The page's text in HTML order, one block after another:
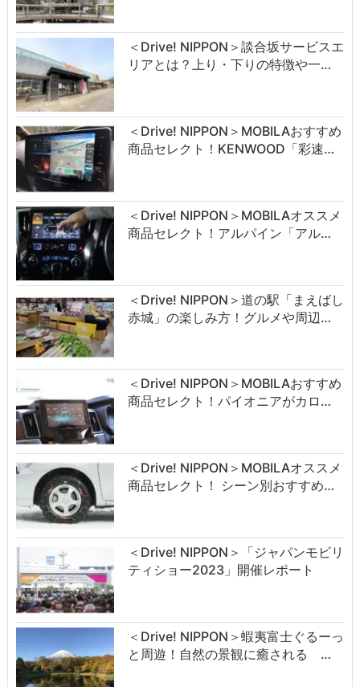
＜Drive! NIPPON＞談合坂サービスエ
リアとは？上り・下りの特徴や一…
＜Drive! NIPPON＞MOBILAおすすめ
商品セレクト！KENWOOD「彩速…
＜Drive! NIPPON＞MOBILAオススメ
商品セレクト！アルパイン「アル…
＜Drive! NIPPON＞道の駅「まえばし
赤城」の楽しみ方！グルメや周辺…
＜Drive! NIPPON＞MOBILAおすすめ
商品セレクト！パイオニアがカロ…
＜Drive! NIPPON＞MOBILAオススメ
商品セレクト！ シーン別おすすめ…
＜Drive! NIPPON＞「ジャパンモビリ
ティショー2023」開催レポート
＜Drive! NIPPON＞蝦夷富士ぐるーっ
と周遊！自然の景観に癒される …